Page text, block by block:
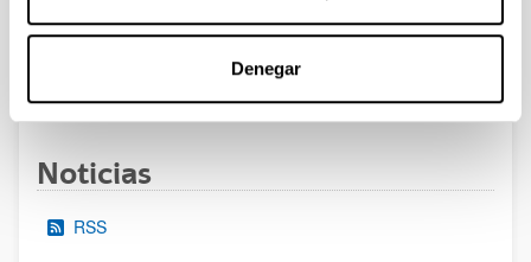
Denegar
Páginas intermedias Use
Noticias
RSS